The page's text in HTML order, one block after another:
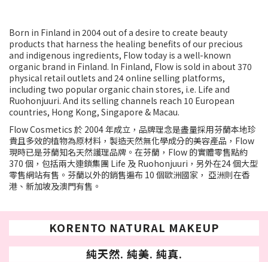
Born in Finland in 2004 out of a desire to create beauty
products that harness the healing benefits of our precious
and indigenous ingredients, Flow today is a well-known
organic brand in Finland. In Finland, Flow is sold in about 370
physical retail outlets and 24 online selling platforms,
including two popular organic chain stores, i.e. Life and
Ruohonjuuri. And its selling channels reach 10 European
countries, Hong Kong, Singapore & Macau.
Flow Cosmetics 於 2004 年成立，品牌理念是盡量採用芬蘭本地珍
貴且多效的植物為原材料，製造天然無化學成分的美容產品，Flow
現時已是芬蘭知名天然護理品牌。在芬蘭，Flow 的實體零售點約
370 個，包括兩大連鎖集團 Life 及 Ruohonjuuri，另外在24 個大型
零售網站有售。芬蘭以外的銷售遍布 10 個歐洲國家， 亞洲則在香
港、新加坡及澳門有售。
KORENTO NATURAL MAKEUP
純天然. 純美. 純真.